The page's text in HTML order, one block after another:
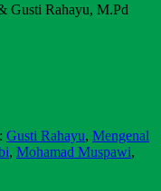
Gusti Rahayu, M.Pd
Gusti Rahayu, Mengenal
, Mohamad Muspawi,